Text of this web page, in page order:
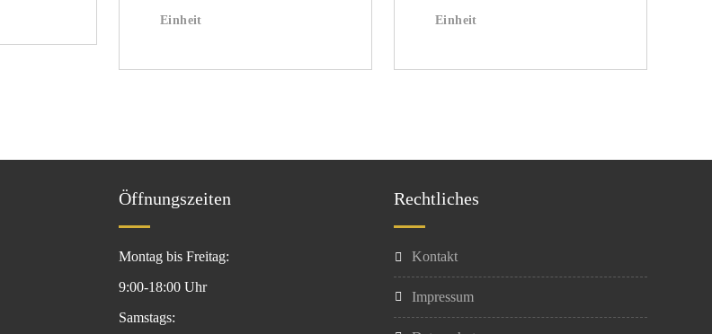
Öffnungszeiten
Montag bis Freitag:
9:00-18:00 Uhr
Samstags:
Rechtliches
Kontakt
Impressum